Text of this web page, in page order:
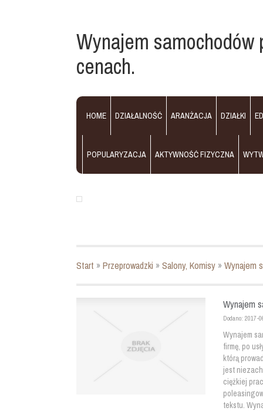
Wynajem
cenach.
HOME DZIAŁALNOŚĆ ARANŻACJA DZIAŁKI
POPULARYZACJA AKTYWNOŚĆ FIZYCZNA
Start »Przeprowadzki »Salony, Komisy »Wynajem
Wynajem
Dodano: 2017-
Wynajem
firmę, po
którą
jest
ciężkiej
tekstu.